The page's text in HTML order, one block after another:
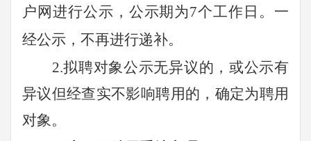
户网进行公示，公示期为7个工作日。一
经公示，不再进行递补。
2.拟聘对象公示无异议的，或公示有
异议但经查实不影响聘用的，确定为聘用
对象。